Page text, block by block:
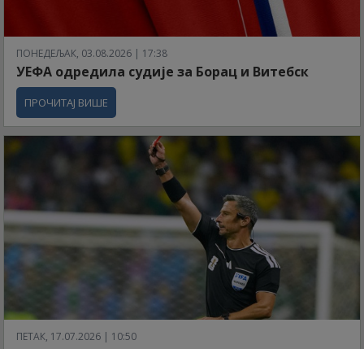
ПОНЕДЕЉАК, 03.08.2026 | 17:38
УЕФА одредила судије за Борац и Витебск
ПРОЧИТАЈ ВИШЕ
ПЕТАК, 17.07.2026 | 10:50